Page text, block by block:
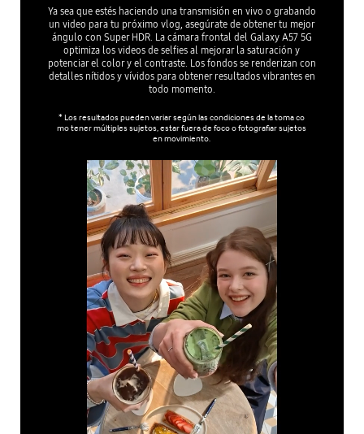
Ya sea que estés haciendo una transmisión en vivo o grabando
un video para tu próximo vlog, asegúrate de obtener tu mejor
ángulo con Super HDR. La cámara frontal del Galaxy A57 5G
optimiza los videos de selfies al mejorar la saturación y
potenciar el color y el contraste. Los fondos se renderizan con
detalles nítidos y vívidos para obtener resultados vibrantes en
todo momento.
* Los resultados pueden variar según las condiciones de la toma co
mo tener múltiples sujetos, estar fuera de foco o fotografiar sujetos
en movimiento.